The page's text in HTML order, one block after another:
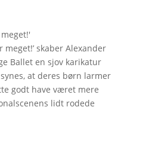
'
meget!’ skaber Alexander
Ballet en sjov karikatur
at deres børn larmer
godt have været mere
lidt rodede